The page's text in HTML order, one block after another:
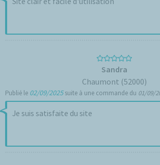
Sandra
Chaumont (52000)
Publié le 02/09/2025suite à une commande du 01/09/
Je suis satisfaite du site